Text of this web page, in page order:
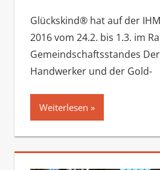
Glückskind® hat auf der
2016 vom 24.2. bis 1.3. im
Gemeindschaftsstandes
Handwerker und der Gold-
Weiterlesen